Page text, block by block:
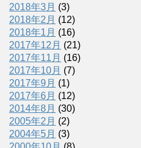
2018年3月 (3)
2018年2月 (12)
2018年1月 (16)
2017年12月 (21)
2017年11月 (16)
2017年10月 (7)
2017年9月 (1)
2017年6月 (12)
2014年8月 (30)
2005年2月 (2)
2004年5月 (3)